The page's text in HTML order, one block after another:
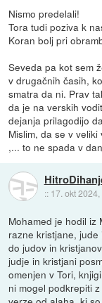
Nismo predelali!
Tora tudi poziva k
Koran bolj pri
Seveda pa kot sem
v drugačnih časih,
smatra da ni. Prav
da je na verskih
dejanja prilagodijo
Mislim, da se v
,... to ne spada v
:: 17. okt
Mohamed je hodil iz
razne kristjane,
do judov in
judje in kristjani
omenjen v Tori,
ni mogel podkrepiti